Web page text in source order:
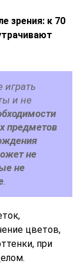
зрения: к 70
и не
предметов
не
не
.
цветов,
при